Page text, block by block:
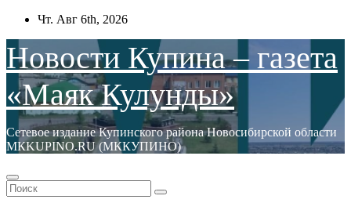
Перейти
содержимому
Чт. Авг 6th, 2026
Новости Купина – газета
«Маяк Кулунды»
Сетевое издание Купинского района Новосибирской области
МКKUPINO.RU (МККУПИНО)